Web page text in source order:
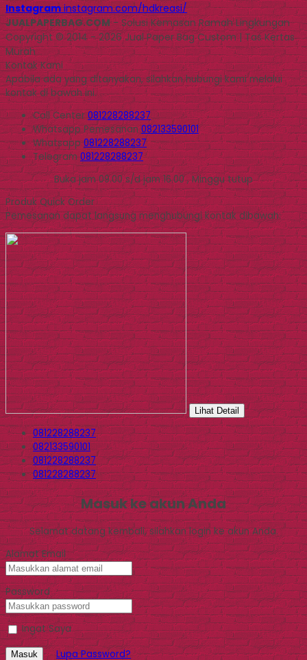
Instagram instagram.com/hdkreasi/
JUALPAPERBAG.COM- Solusi Kemasan Ramah Lingkungan
Copyright © 2014 - 2026 Jual Paper Bag Custom | Tas Kertas
Murah
Kontak Kami
Apabila ada yang ditanyakan, silahkan hubungi kami melalui
kontak di bawah ini.
Call Center081228288237
WhatsappPemesanan 082133590101
Whatsapp081228288237
Telegram081228288237
Buka jam 09.00 s/d jam 16.00 , Minggu tutup
Produk Quick Order
Pemesanan dapat langsung menghubungi kontak dibawah:
Lihat Detail
081228288237
082133590101
081228288237
081228288237
Masuk ke akun Anda
Selamat datang kembali, silahkan login ke akun Anda.
Alamat Email
Password
Ingat Saya
Masuk Lupa Password?